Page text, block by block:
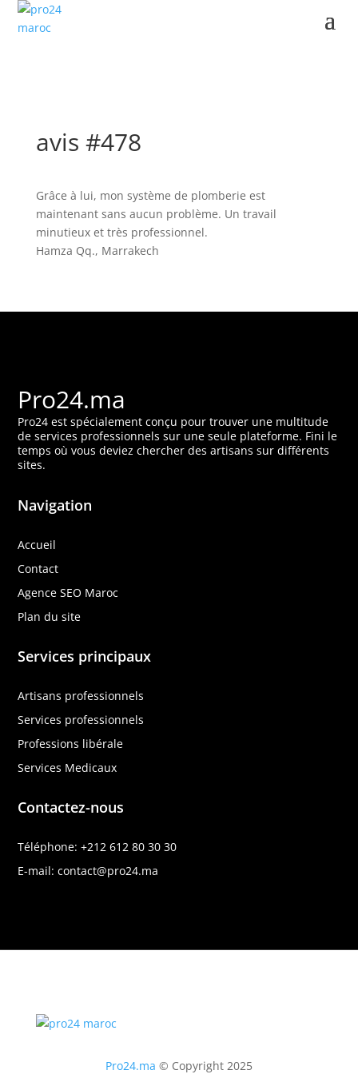
avis #478
Grâce à lui, mon système de plomberie est
maintenant sans aucun problème. Un travail
minutieux et très professionnel.
Hamza Qq., Marrakech
Pro24.ma
Pro24 est spécialement conçu pour trouver une multitude
de services professionnels sur une seule plateforme. Fini le
temps où vous deviez chercher des artisans sur différents
sites.
Navigation
Accueil
Contact
Agence SEO Maroc
Plan du site
Services principaux
Artisans professionnels
Services professionnels
Professions libérale
Services Medicaux
Contactez-nous
Téléphone: +212 612 80 30 30
E-mail: contact@pro24.ma
Pro24.ma © Copyright 2025